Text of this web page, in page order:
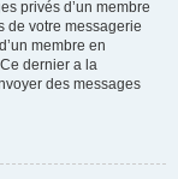
privés d’un membre
de votre messagerie
membre en
dernier a la
des messages